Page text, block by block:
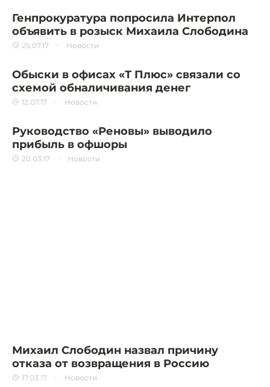
Генпрокуратура попросила Интерпол
объявить в розыск Михаила Слободина
25.07.17 Новости
Обыски в офисах «Т Плюс» связали со
схемой обналичивания денег
12.07.17 Новости
Руководство «Реновы» выводило
прибыль в офшоры
20.03.17 Новости
Михаил Слободин назвал причину
отказа от возвращения в Россию
17.03.17 Новости